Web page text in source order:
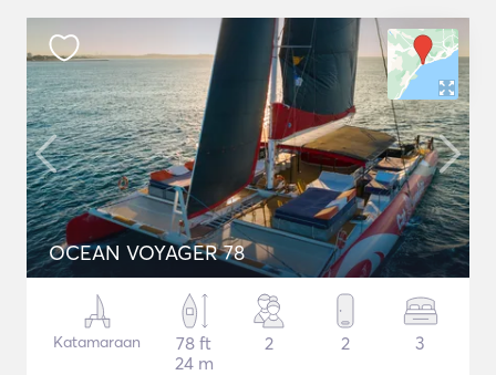
OCEAN VOYAGER 78
Katamaraan
78 ft
24 m
2 2 3